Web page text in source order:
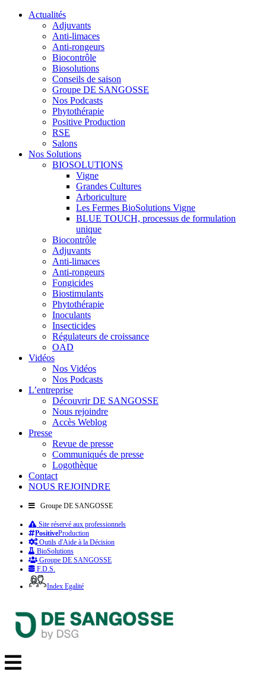
Actualités
Adjuvants
Anti-limaces
Anti-rongeurs
Biocontrôle
Biosolutions
Conseils de saison
Groupe DE SANGOSSE
Nos Podcasts
Phytothérapie
Positive Production
RSE
Salons
Nos Solutions
BIOSOLUTIONS
Vigne
Grandes Cultures
Arboriculture
Les Fermes BioSolutions Vigne
BLUE TOUCH, processus de formulation
unique
Biocontrôle
Adjuvants
Anti-limaces
Anti-rongeurs
Fongicides
Biostimulants
Phytothérapie
Inoculants
Insecticides
Régulateurs de croissance
OAD
Vidéos
Nos Vidéos
Nos Podcasts
L’entreprise
Découvrir DE SANGOSSE
Nous rejoindre
Accès Weblog
Presse
Revue de presse
Communiqués de presse
Logothèque
Contact
NOUS REJOINDRE
Groupe DE SANGOSSE
Site réservé aux professionnels
PositiveProduction
Outils d'Aide à la Décision
BioSolutions
Groupe DE SANGOSSE
F.D.S.
Index Egalité